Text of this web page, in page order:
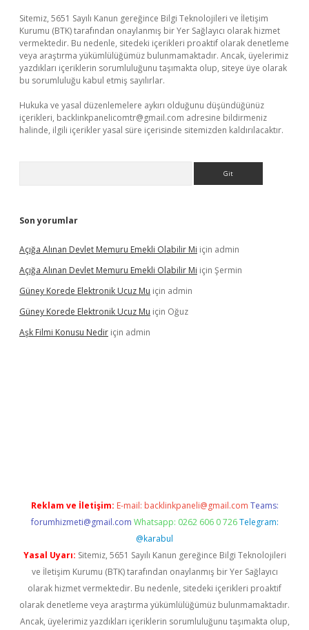
Sitemiz, 5651 Sayılı Kanun gereğince Bilgi Teknolojileri ve İletişim
Kurumu (BTK) tarafından onaylanmış bir Yer Sağlayıcı olarak hizmet
vermektedir. Bu nedenle, sitedeki içerikleri proaktif olarak denetleme
veya araştırma yükümlülüğümüz bulunmamaktadır. Ancak, üyelerimiz
yazdıkları içeriklerin sorumluluğunu taşımakta olup, siteye üye olarak
bu sorumluluğu kabul etmiş sayılırlar.
Hukuka ve yasal düzenlemelere aykırı olduğunu düşündüğünüz
içerikleri, backlinkpanelicomtr@gmail.com adresine bildirmeniz
halinde, ilgili içerikler yasal süre içerisinde sitemizden kaldırılacaktır.
Son yorumlar
Açığa Alınan Devlet Memuru Emekli Olabilir Mi için admin
Açığa Alınan Devlet Memuru Emekli Olabilir Mi için Şermin
Güney Korede Elektronik Ucuz Mu için admin
Güney Korede Elektronik Ucuz Mu için Oğuz
Aşk Filmi Konusu Nedir için admin
Reklam ve İletişim: E-mail: backlinkpaneli@gmail.com Teams:
forumhizmeti@gmail.com Whatsapp: 0262 606 0 726 Telegram:
@karabul
Yasal Uyarı: Sitemiz, 5651 Sayılı Kanun gereğince Bilgi Teknolojileri
ve İletişim Kurumu (BTK) tarafından onaylanmış bir Yer Sağlayıcı
olarak hizmet vermektedir. Bu nedenle, sitedeki içerikleri proaktif
olarak denetleme veya araştırma yükümlülüğümüz bulunmamaktadır.
Ancak, üyelerimiz yazdıkları içeriklerin sorumluluğunu taşımakta olup,